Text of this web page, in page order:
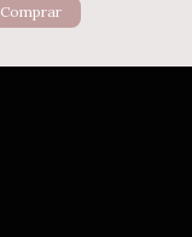
Comprar